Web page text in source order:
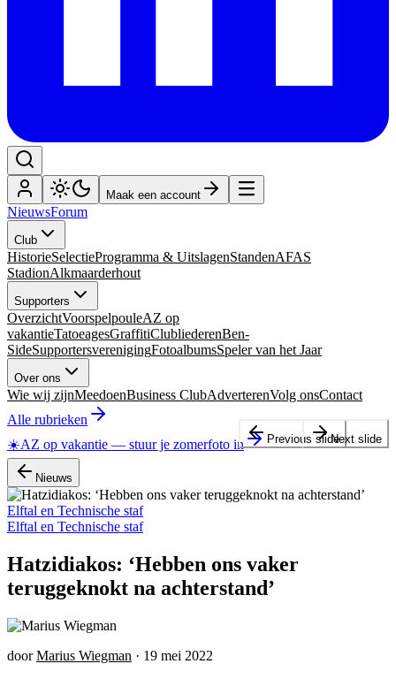
Maak een account
NieuwsForum
Club
HistorieSelectieProgramma & UitslagenStandenAFAS
StadionAlkmaarderhout
Supporters
OverzichtVoorspelpouleAZ op
vakantieTatoeagesGraffitiClubliederenBen-
SideSupportersverenigingFotoalbumsSpeler van het Jaar
Over ons
Wie wij zijnMeedoenBusiness ClubAdverterenVolg onsContact
Alle rubrieken
☀️AZ op vakantie — stuur je zomerfoto in
Nieuws
Elftal en Technische staf
Elftal en Technische staf
Hatzidiakos: ‘Hebben ons vaker
teruggeknokt na achterstand’
door Marius Wiegman · 19 mei 2022
Previous slideNext slide